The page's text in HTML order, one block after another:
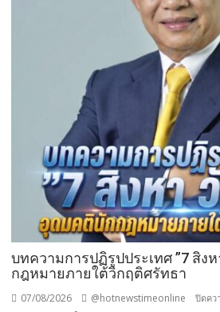
บทความการปฏิรูปประเทศ ”7 สิง
กฎหมายภายใต้วิกฤติศรัทธา
07/08/2026 @hotnewstimeonline ปิดคว